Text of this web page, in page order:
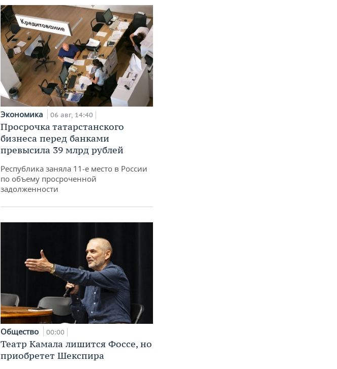
Экономика 06 авг, 14:40
Просрочка татарстанского
бизнеса перед банками
превысила 39 млрд рублей
Республика заняла 11-е место в России
по объему просроченной
задолженности
Общество 00:00
Театр Камала лишится Фоссе, но
приобретет Шекспира